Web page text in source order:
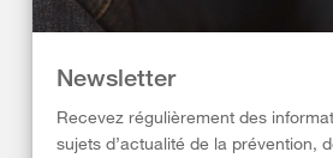
Newsletter
Recevez régulièrement des
sujets d’actualité de la prévention,